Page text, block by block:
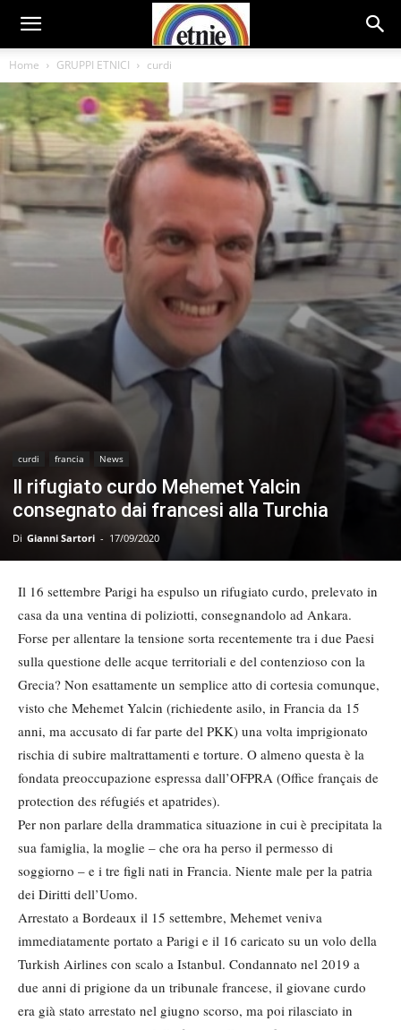
Home GRUPPI ETNICI curdi
curdi francia News
Il rifugiato curdo Mehemet Yalcin
consegnato dai francesi alla Turchia
Di Gianni Sartori - 17/09/2020
Il 16 settembre Parigi ha espulso un rifugiato curdo, prelevato in
casa da una ventina di poliziotti, consegnandolo ad Ankara.
Forse per allentare la tensione sorta recentemente tra i due Paesi
sulla questione delle acque territoriali e del contenzioso con la
Grecia? Non esattamente un semplice atto di cortesia comunque,
visto che Mehemet Yalcin (richiedente asilo, in Francia da 15
anni, ma accusato di far parte del PKK) una volta imprigionato
rischia di subire maltrattamenti e torture. O almeno questa è la
fondata preoccupazione espressa dall’OFPRA (Office français de
protection des réfugiés et apatrides).
Per non parlare della drammatica situazione in cui è precipitata la
sua famiglia, la moglie – che ora ha perso il permesso di
soggiorno – e i tre figli nati in Francia. Niente male per la patria
dei Diritti dell’Uomo.
Arrestato a Bordeaux il 15 settembre, Mehemet veniva
immediatamente portato a Parigi e il 16 caricato su un volo della
Turkish Airlines con scalo a Istanbul. Condannato nel 2019 a
due anni di prigione da un tribunale francese, il giovane curdo
era già stato arrestato nel giugno scorso, ma poi rilasciato in